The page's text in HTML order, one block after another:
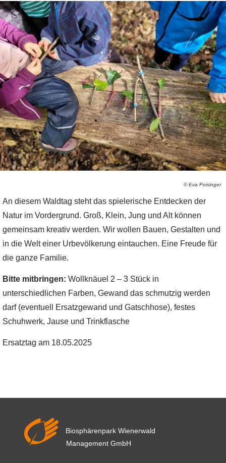
© Eva Poisinger
An diesem Waldtag steht das spielerische Entdecken der
Natur im Vordergrund. Groß, Klein, Jung und Alt können
gemeinsam kreativ werden. Wir wollen Bauen, Gestalten und
in die Welt einer Urbevölkerung eintauchen. Eine Freude für
die ganze Familie.
Bitte mitbringen: Wollknäuel 2 – 3 Stück in
unterschiedlichen Farben, Gewand das schmutzig werden
darf (eventuell Ersatzgewand und Gatschhose), festes
Schuhwerk, Jause und Trinkflasche
Ersatztag am 18.05.2025
Biosphärenpark Wienerwald
Management GmbH